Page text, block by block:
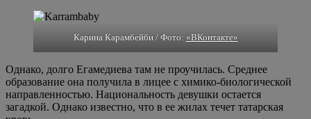
Карина Карамбейби / Фото: «ВКонтакте»
Однако, долго Егамедиева там не проучилась. Среднее
образование она получила в лицее с химико-биологической
направленностью. Национальность девушки остается
загадкой. Однако известно, что в ее жилах течет татарская